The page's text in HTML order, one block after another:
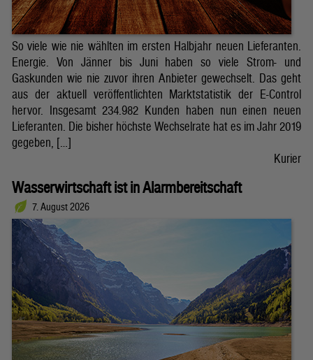
So viele wie nie wählten im ersten Halbjahr neuen Lieferanten.
Energie. Von Jänner bis Juni haben so viele Strom- und
Gaskunden wie nie zuvor ihren Anbieter gewechselt. Das geht
aus der aktuell veröffentlichten Marktstatistik der E-Control
hervor. Insgesamt 234.982 Kunden haben nun einen neuen
Lieferanten. Die bisher höchste Wechselrate hat es im Jahr 2019
gegeben, […]
Kurier
Wasserwirtschaft ist in Alarmbereitschaft
7. August 2026